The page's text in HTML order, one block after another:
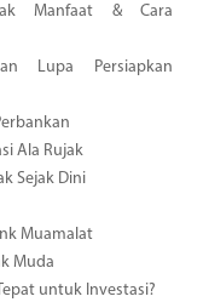
Manfaat & Cara
Lupa Persiapkan
Ala Rujak
Sejak Dini
Muamalat
Muda
untuk Investasi?